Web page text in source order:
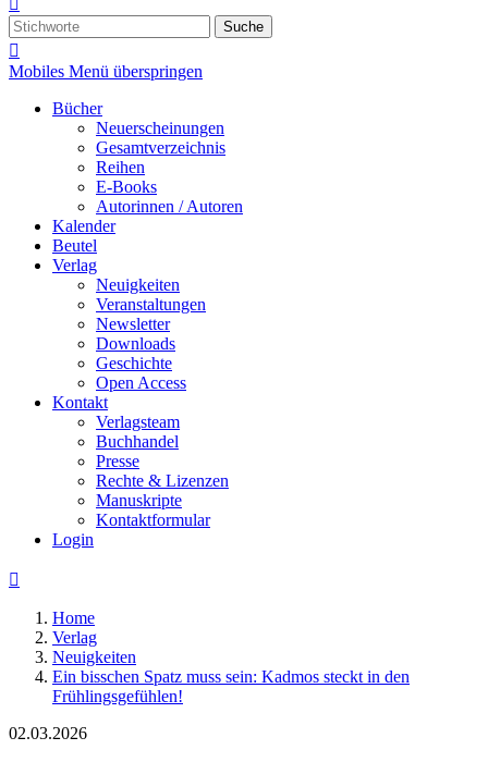

Suche

Mobiles Menü überspringen
Bücher
Neuerscheinungen
Gesamtverzeichnis
Reihen
E-Books
Autorinnen / Autoren
Kalender
Beutel
Verlag
Neuigkeiten
Veranstaltungen
Newsletter
Downloads
Geschichte
Open Access
Kontakt
Verlagsteam
Buchhandel
Presse
Rechte & Lizenzen
Manuskripte
Kontaktformular
Login

Home
Verlag
Neuigkeiten
Ein bisschen Spatz muss sein: Kadmos steckt in den
Frühlingsgefühlen!
02.03.2026